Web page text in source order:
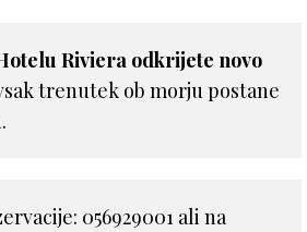
Riviera odkrijete novo
trenutek ob morju postane
056929001 ali na